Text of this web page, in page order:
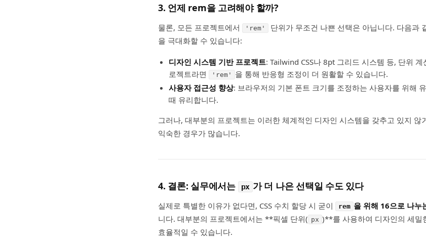
3. 언제 rem을 고려해야 할까?
물론, 모든 프로젝트에서 'rem' 단위가 무조건 나쁜 선택은 아닙니다. 다음과
을 극대화할 수 있습니다:
디자인 시스템 기반 프로젝트: Tailwind CSS나 8pt 그리드 시스템 등, 단위
로젝트라면
'rem'
을 통해 반응형 조정이 더 원활할 수 있습니다.
사용자 접근성 향상: 브라우저의 기본 폰트 크기를 조정하는 사용자를 위해
때 유리합니다.
그러나, 대부분의 프로젝트는 이러한 체계적인 디자인 시스템을 갖추고 있지 않
익숙한 경우가 많습니다.
4. 결론: 실무에서는 px 가 더 나은 선택일 수도 있다
실제로 특별한 이유가 없다면, CSS 수치 할당 시 굳이 rem 을 위해 16으로 나누
니다. 대부분의 프로젝트에서는 **픽셀 단위( px )**를 사용하여 디자인의 세밀
효율적일 수 있습니다.